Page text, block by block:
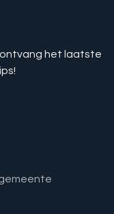
ontvang het laatste